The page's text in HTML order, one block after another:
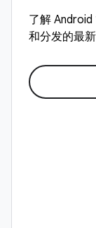
了解 Android
和分发的最新